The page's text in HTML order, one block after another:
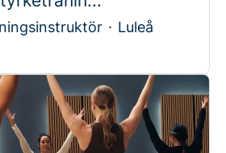
· Luleå